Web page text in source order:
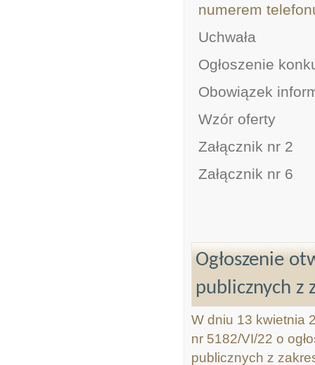
numerem
Uchwała
Ogłoszenie
Obowiązek
Wzór oferty
Załącznik nr 2
Załącznik nr 6
Ogłoszenie
publicznych z
W dniu 13 kwietnia
nr 5182/VI/22 o
publicznych z